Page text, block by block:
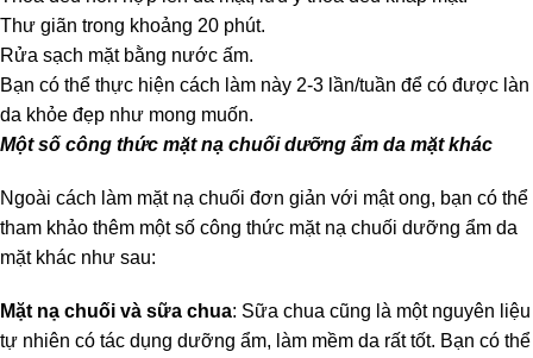
Thư giãn trong khoảng 20 phút.
Rửa sạch mặt bằng nước ấm.
Bạn có thể thực hiện cách làm này 2-3 lần/tuần để có được làn
da khỏe đẹp như mong muốn.
Một số công thức mặt nạ chuối dưỡng ẩm da mặt khác
Ngoài cách làm mặt nạ chuối đơn giản với mật ong, bạn có thể
tham khảo thêm một số công thức mặt nạ chuối dưỡng ẩm da
mặt khác như sau:
Mặt nạ chuối và sữa chua: Sữa chua cũng là một nguyên liệu
tự nhiên có tác dụng dưỡng ẩm, làm mềm da rất tốt. Bạn có thể